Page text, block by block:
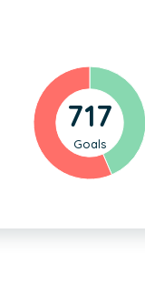
717
Goals